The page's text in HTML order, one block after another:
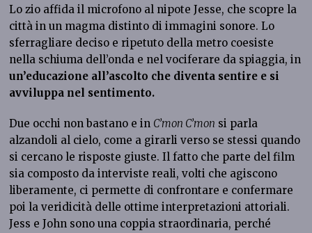
Lo zio affida il microfono al nipote Jesse, che scopre la
città in un magma distinto di immagini sonore. Lo
sferragliare deciso e ripetuto della metro coesiste
nella schiuma dell’onda e nel vociferare da spiaggia, in
un’educazione all’ascolto che diventa sentire e si
avviluppa nel sentimento.
Due occhi non bastano e in C’mon C’mon si parla
alzandoli al cielo, come a girarli verso se stessi quando
si cercano le risposte giuste. Il fatto che parte del film
sia composto da interviste reali, volti che agiscono
liberamente, ci permette di confrontare e confermare
poi la veridicità delle ottime interpretazioni attoriali.
Jess e John sono una coppia straordinaria, perché